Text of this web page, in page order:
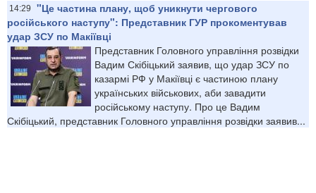
14:29
"Це частина плану, щоб уникнути чергового
російського наступу": Представник ГУР прокоментував
удар ЗСУ по Макіївці
Представник Головного управління розвідки
Вадим Скібіцький заявив, що удар ЗСУ по
казармі РФ у Макіївці є частиною плану
українських військових, аби завадити
російському наступу. Про це Вадим
Скібіцький, представник Головного управління розвідки заявив...